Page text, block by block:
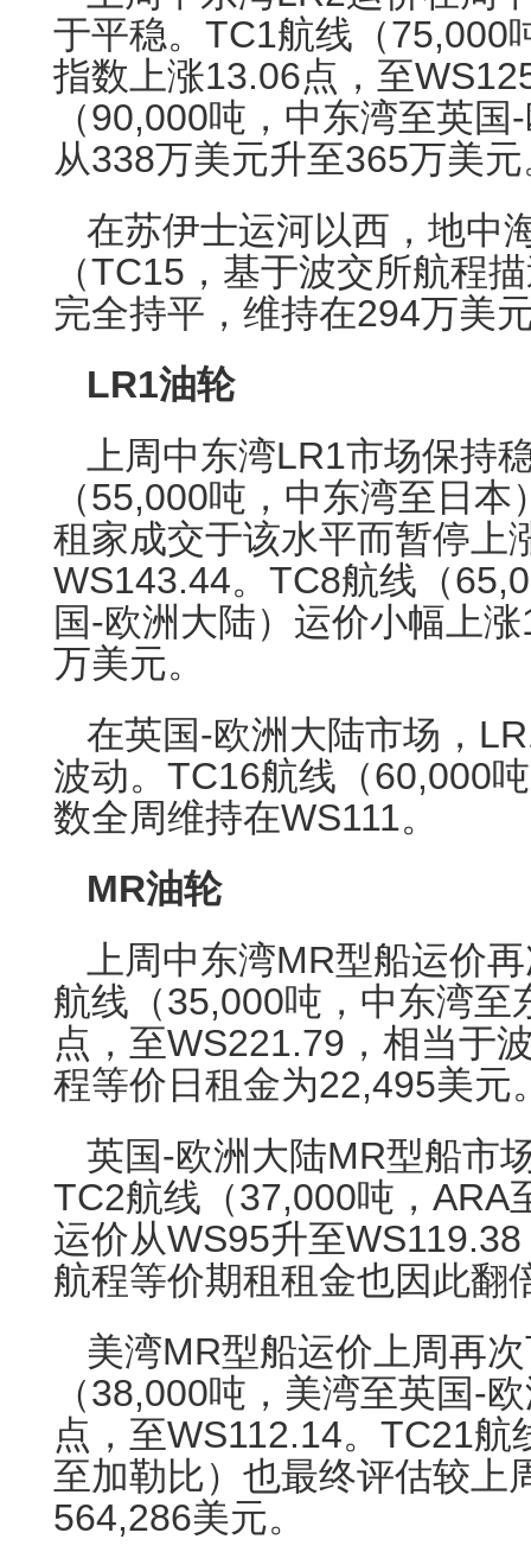
于平稳。TC1航线（75,000
指数上涨13.06点，至
（90,000吨，中东湾至英
从338万美元升至365万美
在苏伊士运河以西，地中
（TC15，基于波交所航程
完全持平，维持在294万美
LR1油轮
上周中东湾LR1市场保持
（55,000吨，中东湾至日
租家成交于该水平而暂停上
WS143.44。TC8航线（
国-欧洲大陆）运价小幅上
万美元。
在英国-欧洲大陆市场，
波动。TC16航线（60,000
数全周维持在WS111。
MR油轮
上周中东湾MR型船运价
航线（35,000吨，中东湾至
点，至WS221.79，相当于
程等价日租金为22,495美元
英国-欧洲大陆MR型船市
TC2航线（37,000吨，ARA
运价从WS95升至
航程等价期租租金也因此翻
美湾MR型船运价上周再
（38,000吨，美湾至英国-
点，至WS112.14。TC21
至加勒比）也最终评估较上
564,286美元。